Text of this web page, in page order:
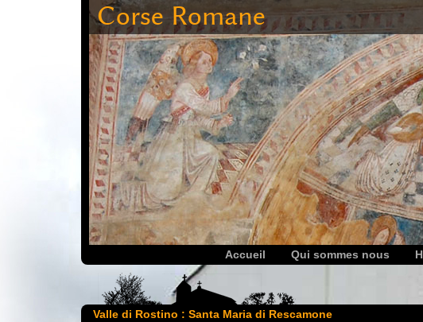
Corse Romane
Accueil Qui sommes nous
Valle di Rostino : Santa Maria di Rescamone